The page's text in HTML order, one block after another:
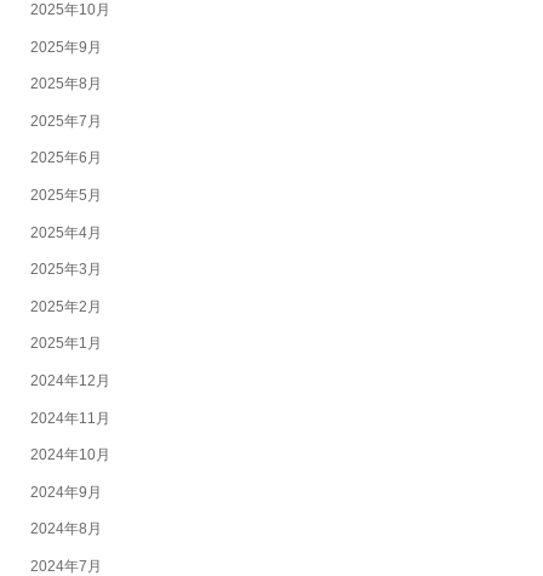
2025年10月
2025年9月
2025年8月
2025年7月
2025年6月
2025年5月
2025年4月
2025年3月
2025年2月
2025年1月
2024年12月
2024年11月
2024年10月
2024年9月
2024年8月
2024年7月